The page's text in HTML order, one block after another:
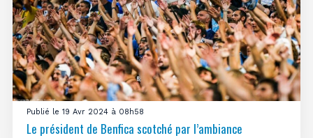
Publié le 19 Avr 2024 à 08h58
Le président de Benfica scotché par l’ambiance